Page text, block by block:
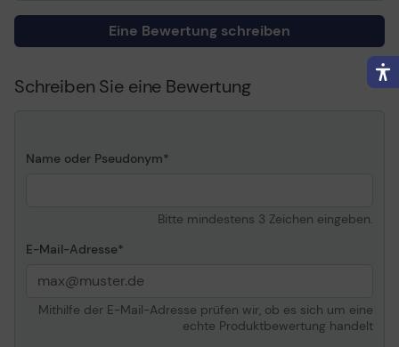
Eine Bewertung schreiben
Schreiben Sie eine Bewertung
Name oder Pseudonym
Bitte mindestens 3 Zeichen eingeben.
E-Mail-Adresse
Mithilfe der E-Mail-Adresse prüfen wir, ob es sich um eine
echte Produktbewertung handelt